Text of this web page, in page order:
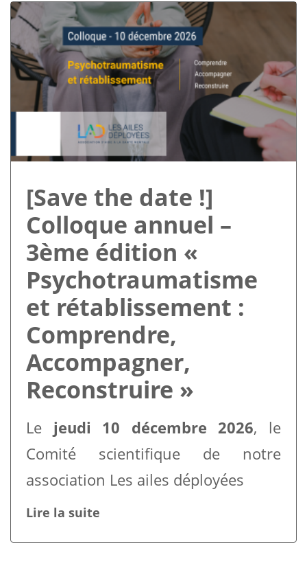
[Save the date !]
Colloque annuel –
3ème édition «
Psychotraumatisme
et rétablissement :
Comprendre,
Accompagner,
Reconstruire »
Le jeudi 10 décembre 2026, le
Comité scientifique de notre
association Les ailes déployées
Lire la suite